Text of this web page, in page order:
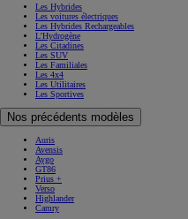
Les Hybrides
Les voitures électriques
Les Hybrides Rechargeables
L'Hydrogène
Les Citadines
Les SUV
Les Familiales
Les 4x4
Les Utilitaires
Les Sportives
Nos précédents modèles
Auris
Avensis
Aygo
GT86
Prius +
Verso
Highlander
Camry